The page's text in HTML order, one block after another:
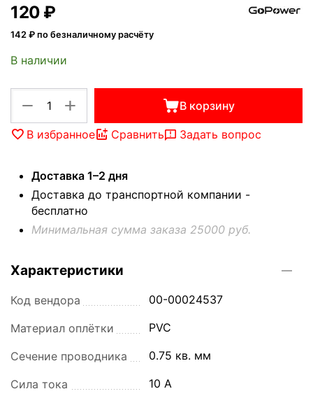
‍120‍ ₽
142 ₽ по безналичному расчёту
В наличии
+
− В корзину
В избранное Сравнить Задать вопрос
Доставка 1–2 дня
Доставка до транспортной компании -
бесплатно
Минимальная сумма заказа 25000 руб.
Характеристики
Код вендора 00-00024537
Материал оплётки PVC
Сечение проводника 0.75 кв. мм
Сила тока 10 A